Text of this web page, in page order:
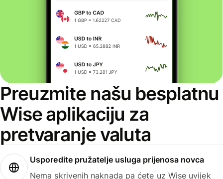
Preuzmite našu besplatnu
Wise aplikaciju za
pretvaranje valuta
Usporedite pružatelje usluga prijenosa novca
Nema skrivenih naknada pa ćete uz Wise uvijek